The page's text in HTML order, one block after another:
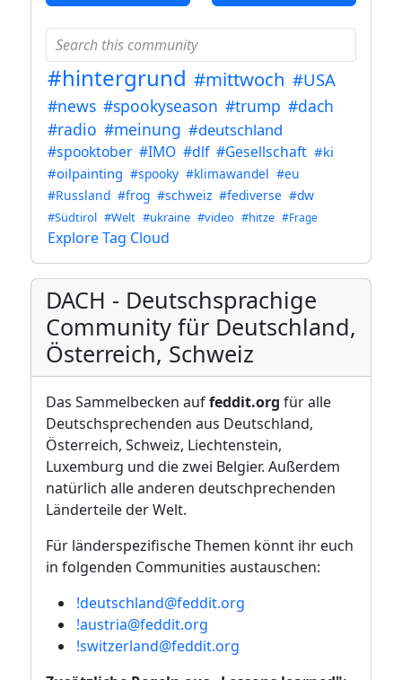
#hintergrund #mittwoch #USA
#news #spookyseason #trump #dach
#radio #meinung #deutschland
#spooktober #IMO #dlf #Gesellschaft #ki
#oilpainting #spooky #klimawandel #eu
#Russland #frog #schweiz #fediverse #dw
#Südtirol #Welt #ukraine #video #hitze #Frage
Explore Tag Cloud
DACH - Deutschsprachige
Community für Deutschland,
Österreich, Schweiz
Das Sammelbecken auffeddit.org für alle
Deutschsprechenden aus Deutschland,
Österreich, Schweiz, Liechtenstein,
Luxemburg und die zwei Belgier. Außerdem
natürlich alle anderen deutschprechenden
Länderteile der Welt.
Für länderspezifische Themen könnt ihr euch
in folgenden Communities austauschen:
!deutschland@feddit.org
!austria@feddit.org
!switzerland@feddit.org